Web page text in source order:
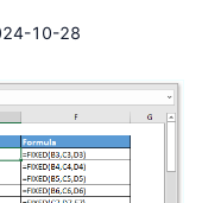
10-28